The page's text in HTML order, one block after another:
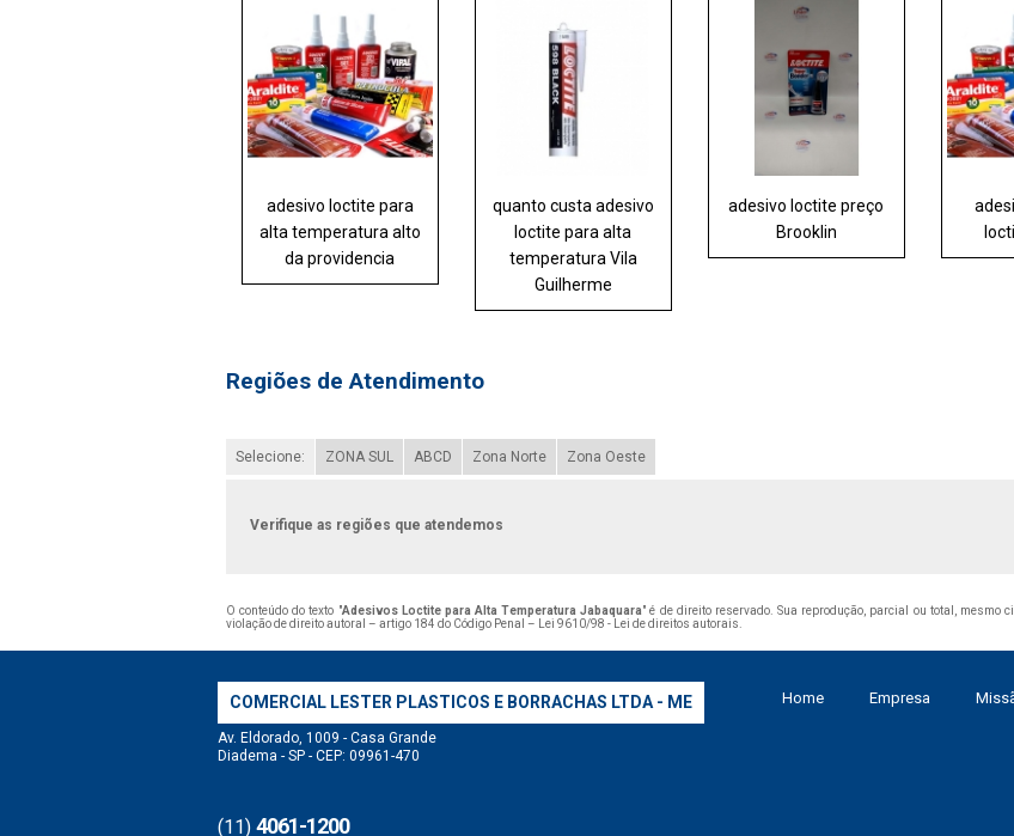
adesivo loctite para
alta temperatura alto
da providencia
quanto custa adesivo
loctite para alta
temperatura Vila
Guilherme
adesivo loctite preço
Brooklin
Regiões de Atendimento
Selecione: ZONA SUL ABCD Zona Norte Zona Oeste
Verifique as regiões que atendemos
O conteúdo do texto "Adesivos Loctite para Alta Temperatura Jabaquara" é de direito reservado. Sua reprodução, parcial ou total,
violação de direito autoral – artigo 184 do Código Penal – Lei 9610/98 - Lei de direitos autorais.
COMERCIAL LESTER PLASTICOS E BORRACHAS LTDA - ME
Av. Eldorado, 1009 - Casa Grande
Diadema - SP - CEP: 09961-470
(11) 4061-1200
Home Empresa